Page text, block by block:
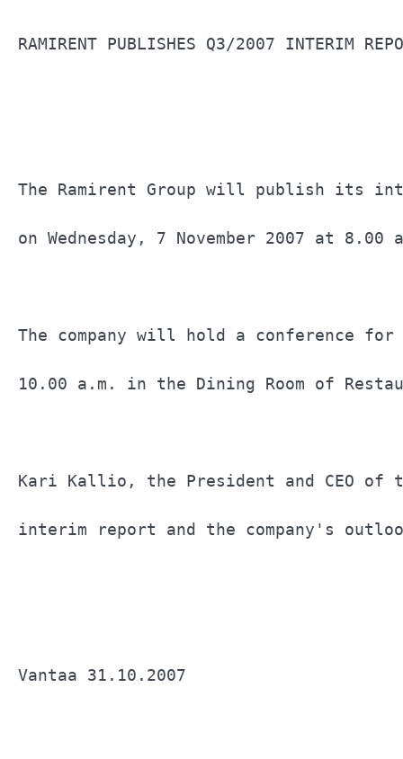
RAMIRENT PUBLISHES
The Ramirent Group will publish its
on Wednesday, 7
The company will hold a conference
10.00 a.m. in the Dining Room of
Kari Kallio, the President and CEO
interim report and the
Vantaa